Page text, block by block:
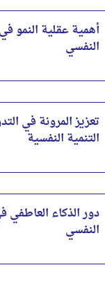
في
جانب
في
إن
أهمية عقلية النمو
النفسي
تعزيز المرونة في
التنمية النفسية
دور الذكاء العاطفي
النفسي